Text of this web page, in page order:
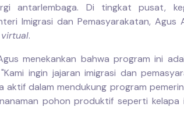
antarlembaga. Di tingkat pusat,
Imigrasi dan Pemasyarakatan, Agus
virtual.
menekankan bahwa program ini
ingin jajaran imigrasi dan
dalam mendukung program
pohon produktif seperti kelapa